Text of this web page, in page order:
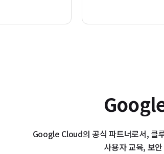
Google Cloud의 공식 파트너로서, 클
사용자 교육, 보